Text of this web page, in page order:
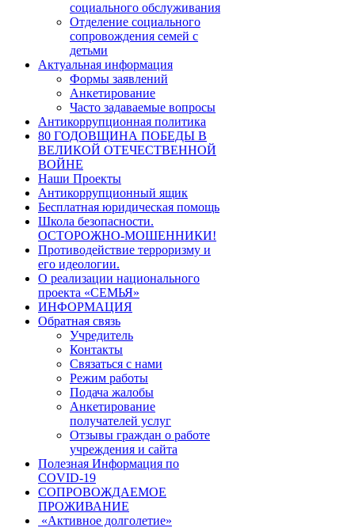
социального обслуживания
Отделение социального
сопровождения семей с
детьми
Актуальная информация
Формы заявлений
Анкетирование
Часто задаваемые вопросы
Антикоррупционная политика
80 ГОДОВЩИНА ПОБЕДЫ В
ВЕЛИКОЙ ОТЕЧЕСТВЕННОЙ
ВОЙНЕ
Наши Проекты
Антикоррупционный ящик
Бесплатная юридическая помощь
Школа безопасности.
ОСТОРОЖНО-МОШЕННИКИ!
Противодействие терроризму и
его идеологии.
О реализации национального
проекта «СЕМЬЯ»
ИНФОРМАЦИЯ
Обратная связь
Учредитель
Контакты
Связаться с нами
Режим работы
Подача жалобы
Анкетирование
получателей услуг
Отзывы граждан о работе
учреждения и сайта
Полезная Информация по
COVID-19
СОПРОВОЖДАЕМОЕ
ПРОЖИВАНИЕ
«Активное долголетие»